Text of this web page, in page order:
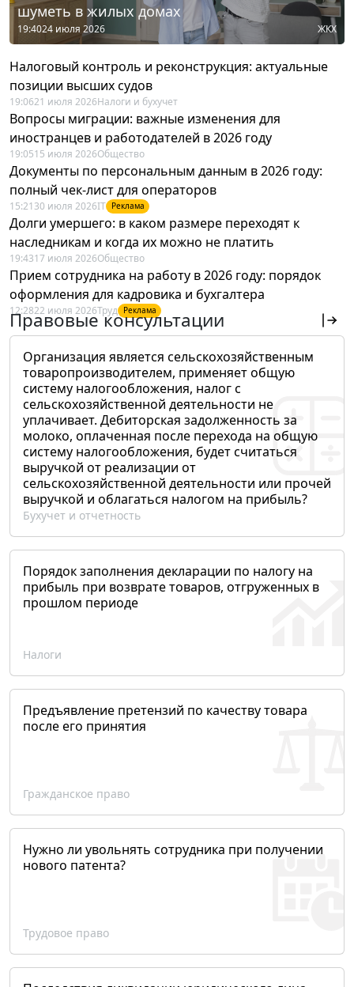
шуметь в жилых домах
19:4024 июля 2026 ЖКХ
Налоговый контроль и реконструкция: актуальные
позиции высших судов
19:0621 июля 2026Налоги и бухучет
Вопросы миграции: важные изменения для
иностранцев и работодателей в 2026 году
19:0515 июля 2026Общество
Документы по персональным данным в 2026 году:
полный чек-лист для операторов
15:21 30 июля 2026IT Реклама
Долги умершего: в каком размере переходят к
наследникам и когда их можно не платить
19:4317 июля 2026Общество
Прием сотрудника на работу в 2026 году: порядок
оформления для кадровика и бухгалтера
12:2822 июля 2026Труд Реклама
Правовые консультации
Организация является сельскохозяйственным
товаропроизводителем, применяет общую
систему налогообложения, налог с
сельскохозяйственной деятельности не
уплачивает. Дебиторская задолженность за
молоко, оплаченная после перехода на общую
систему налогообложения, будет считаться
выручкой от реализации от
сельскохозяйственной деятельности или прочей
выручкой и облагаться налогом на прибыль?
Бухучет и отчетность
Порядок заполнения декларации по налогу на
прибыль при возврате товаров, отгруженных в
прошлом периоде
Налоги
Предъявление претензий по качеству товара
после его принятия
Гражданское право
Нужно ли увольнять сотрудника при получении
нового патента?
Трудовое право